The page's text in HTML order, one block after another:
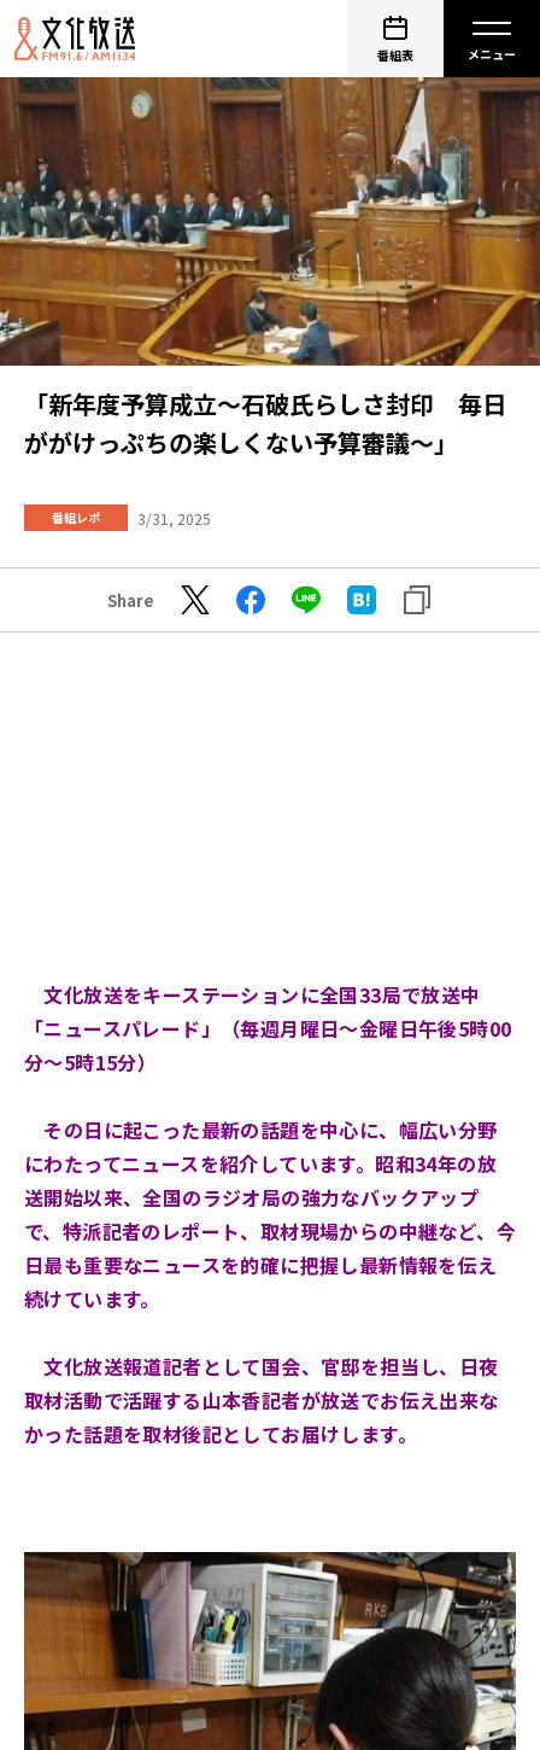
番組表
「新年度予算成立～石破氏らしさ封印 毎日
ががけっぷちの楽しくない予算審議～」
番組レポ 3/31, 2025
Share
文化放送をキーステーションに全国33局で放送中
「ニュースパレード」（毎週月曜日～金曜日午後5時00
分～5時15分）
その日に起こった最新の話題を中心に、幅広い分野
にわたってニュースを紹介しています。昭和34年の放
送開始以来、全国のラジオ局の強力なバックアップ
で、特派記者のレポート、取材現場からの中継など、今
日最も重要なニュースを的確に把握し最新情報を伝え
続けています。
文化放送報道記者として国会、官邸を担当し、日夜
取材活動で活躍する山本香記者が放送でお伝え出来な
かった話題を取材後記としてお届けします。